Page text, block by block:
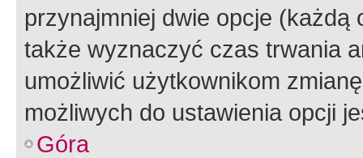
przynajmniej dwie opcje
także wyznaczyć czas trwania
umożliwić użytkownikom
możliwych do ustawienia opcji
Góra